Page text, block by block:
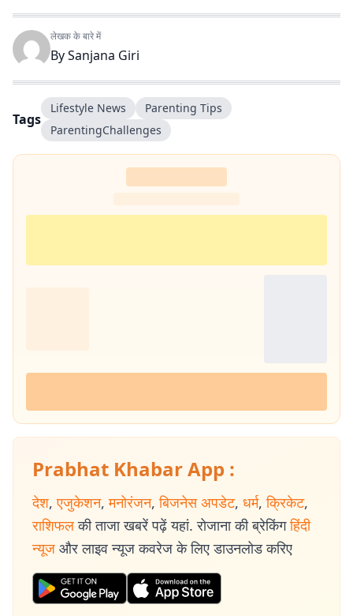
लेखक के बारे में
BySanjana Giri
Tags
Lifestyle News
Parenting Tips
ParentingChallenges
Prabhat Khabar App :
देश, एजुकेशन, मनोरंजन, बिजनेस अपडेट, धर्म, क्रिकेट,
राशिफल की ताजा खबरें पढ़ें यहां. रोजाना की ब्रेकिंग हिंदी
न्यूज और लाइव न्यूज कवरेज के लिए डाउनलोड करिए